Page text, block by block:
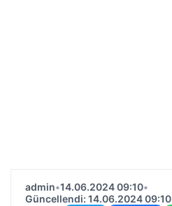
admin•14.06.2024 09:10•
Güncellendi: 14.06.2024 09:10